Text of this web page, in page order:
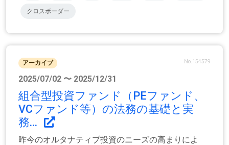
クロスボーダー
アーカイブ No.154579
2025/07/02 〜 2025/12/31
組合型投資ファンド（PEファンド、
VCファンド等）の法務の基礎と実
務...
昨今のオルタナティブ投資のニーズの高まりによ